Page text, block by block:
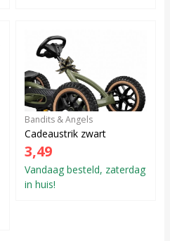
Bandits & Angels
Cadeaustrik zwart
3,49
Vandaag besteld, zaterdag
in huis!